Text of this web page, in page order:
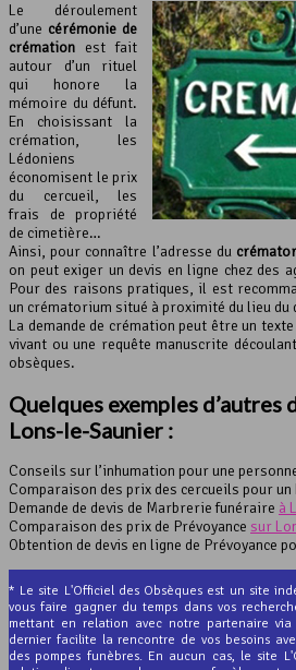
Le déroulement
d’une cérémonie de
crémation est fait
autour d’un rituel
qui honore la
mémoire du défunt.
En choisissant la
crémation, les
Lédoniens
économisent le prix
du cercueil, les
frais de propriété
de cimetière…
Ainsi, pour connaître l’adresse du
on peut exiger un devis en ligne chez des
Pour des raisons pratiques, il est
un crématorium situé à proximité du lieu du
La demande de crémation peut être un
vivant ou une requête manuscrite
obsèques.
Quelques exemples d’autres
Lons-le-Saunier :
Conseils sur l’inhumation pour une
Comparaison des prix des cercueils pour
Demande de devis de Marbrerie funéraire à
Comparaison des prix de Prévoyance sur
Obtention de devis en ligne de Prévoyance
* Le site L'Officiel des Obsèques est un site
vous faire gagner du temps dans vos
mettant en relation avec notre partenaire
dernier facilite la rencontre de vos besoins
des pompes funèbres. En aucun cas, le site